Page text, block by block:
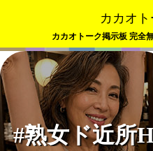
カカオ
カカオトーク掲示板 完全
#熟女ド近所